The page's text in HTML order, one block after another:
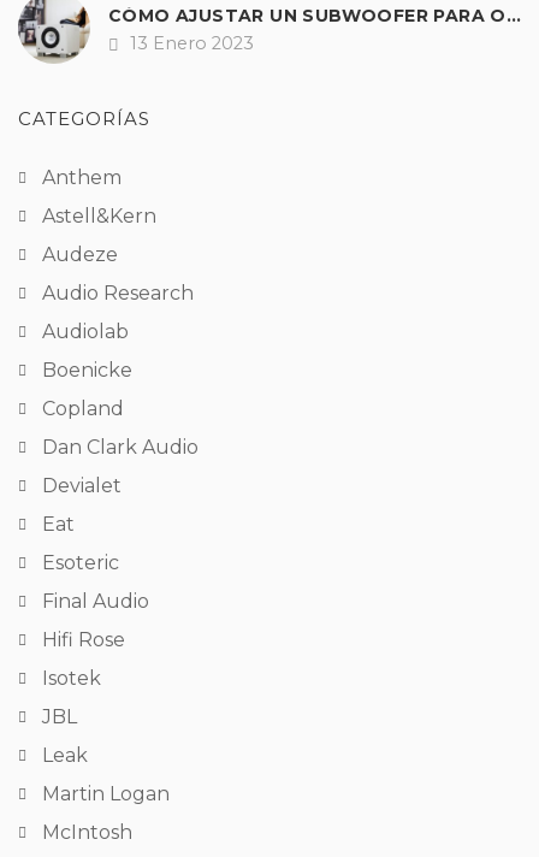
CÓMO AJUSTAR UN SUBWOOFER PARA OBTENER UNOS GRAVES PERFECTOS EN HI-FI Y A/V
Fecha
13 Enero 2023
CATEGORÍAS
Anthem
Astell&Kern
Audeze
Audio Research
Audiolab
Boenicke
Copland
Dan Clark Audio
Devialet
Eat
Esoteric
Final Audio
Hifi Rose
Isotek
JBL
Leak
Martin Logan
McIntosh